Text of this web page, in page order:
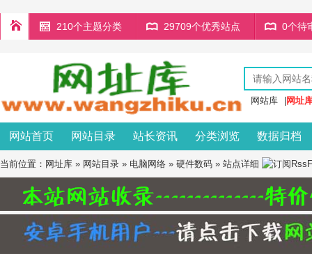
210个主题分类 29709个优秀站点 0个待
网站库 网址
网站首页 网站目录 站长资讯 分类浏览 数据归档
当前位置： 网址库 » 网站目录 » 电脑网络 » 硬件数码 » 站点详细